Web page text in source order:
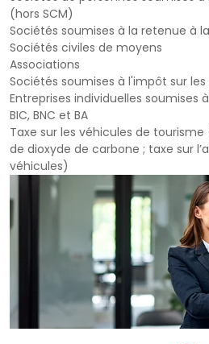
(hors SCM)
Sociétés soumises à la retenue à
Sociétés civiles de moyens
Associations
Sociétés soumises à l'impôt sur
Entreprises individuelles soumises
BIC, BNC et BA
Taxe sur les véhicules de
de dioxyde de carbone ; taxe sur
véhicules)